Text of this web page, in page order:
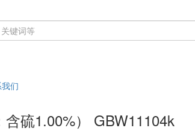
们
硫1.00%） GBW11104k